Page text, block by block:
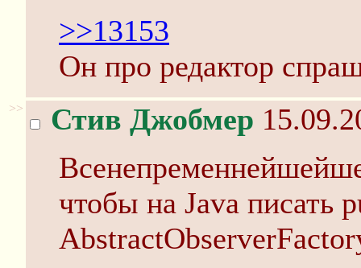
>>13153
Он про редактор
>> Стив Джобмер
чтобы на Java писать